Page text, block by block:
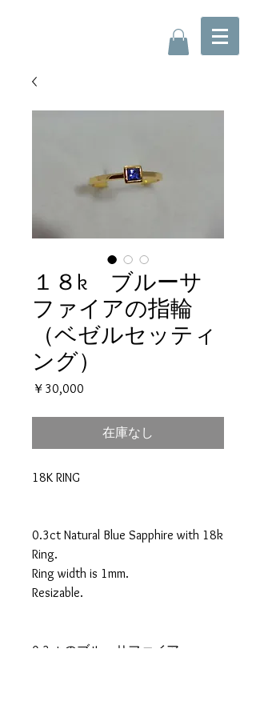
１８k ブルーサ
ファイアの指輪
（ベゼルセッティ
ング）
￥30,000
在庫なし
18K RING
0.3ct Natural Blue Sapphire with 18k
Ring.
Ring width is 1mm.
Resizable.
0.3ct のブルーサファイア